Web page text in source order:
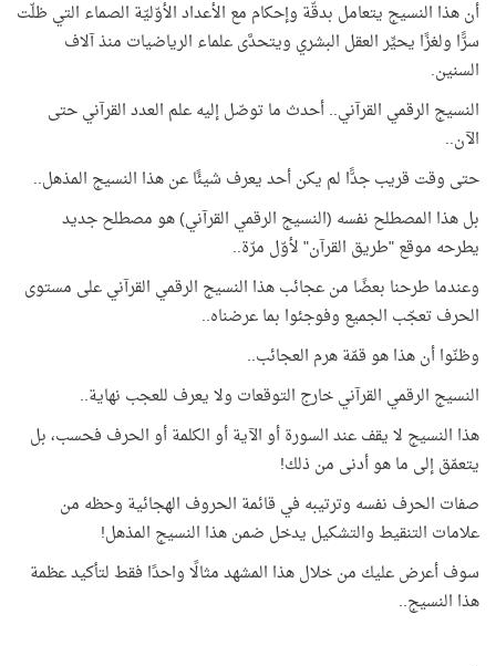
أن هذا النسيج يتعامل بدقّة وإحكام مع الأعداد الأوّليّة الصماء التي ظلّت
سرًّا ولغزًا يحيِّر العقل البشري ويتحدَّى علماء الرياضيات منذ آلاف
السنين.
النسيج الرقمي القرآني.. أحدث ما توصّل إليه علم العدد القرآني حتى
الآن..
حتى وقت قريب جدًّا لم يكن أحد يعرف شيئًا عن هذا النسيج المذهل..
بل هذا المصطلح نفسه (النسيج الرقمي القرآني) هو مصطلح جديد
يطرحه موقع "طريق القرآن" لأوّل مرّة..
وعندما طرحنا بعضًا من عجائب هذا النسيج الرقمي القرآني على مستوى
الحرف تعجّب الجميع وفوجئوا بما عرضناه..
وظنّوا أن هذا هو قمّة هرم العجائب..
النسيج الرقمي القرآني خارج التوقعات ولا يعرف للعجب نهاية..
هذا النسيج لا يقف عند السورة أو الآية أو الكلمة أو الحرف فحسب، بل
يتعمّق إلى ما هو أدنى من ذلك!
صفات الحرف نفسه وترتيبه في قائمة الحروف الهجائية وحظه من
علامات التنقيط والتشكيل يدخل ضمن هذا النسيج المذهل!
سوف أعرض عليك من خلال هذا المشهد مثالًا واحدًا فقط لتأكيد عظمة
هذا النسيج..